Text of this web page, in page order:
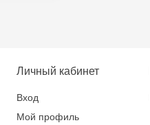
Личный кабинет
Вход
Мой профиль